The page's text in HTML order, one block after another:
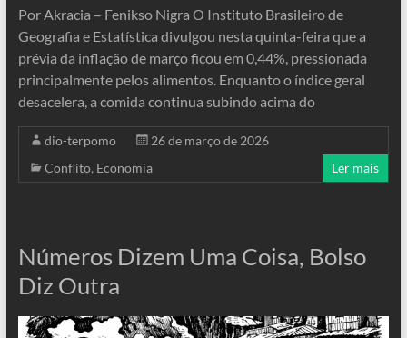
Por Akracia – Fenikso Nigra O Instituto Brasileiro de
Geografia e Estatística divulgou nesta quinta-feira que a
prévia da inflação de março ficou em 0,44%, pressionada
principalmente pelos alimentos. Enquanto o índice geral
desacelera, a comida continua subindo acima do
dio-terpomo
26 de março de 2026
Conflito, Economia Ler mais
Números Dizem Uma Coisa, Bolso
Diz Outra